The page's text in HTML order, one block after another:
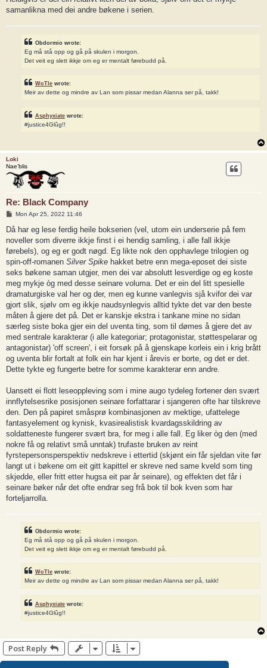
samanlikna med dei andre bøkene i serien.
Obdormio wrote:
Eg må stå opp og gå på skulen i morgon.
Det veit eg slett ikkje om eg er mentalt førebudd på.
WoTle wrote:
Meir av dette og mindre av Lan som pissar medan Alanna ser på, takk!
Asphyxiate wrote:
#justice4Glûg!!
Loki
Nae’blis
Re: Black Company
P
s
Mon Apr 25, 2022 11:46
Då har eg lese ferdig heile bokserien (vel, utom ein underserie på fem
noveller som diverre ikkje finst i ei hendig samling, i alle fall ikkje
førebels), og eg er godt nøgd. Eg likte nok den opphavlege trilogien og
spin-off-romanen Silver Spike hakket betre enn mega-eposet dei siste
seks bøkene saman utgjer, men dei var absolutt lesverdige og eg koste
meg mykje òg med desse seinare voluma. Det er ein del litt spesielle
dramaturgiske val her og der, men eg kunne vanlegvis sjå kvifor dei var
gjort slik, sjølv om eg ikkje naudsynlegvis alltid tykte det var den beste
måten å gjere det på. Det er kanskje ekstra i tankane mine no sidan
særleg siste boka gjer ein del uventa ting, som til dømes å gjere det av
med sentrale karakterar (i alle kategoriar; protagonistar, støttespelarar og
antagonistar) 'off screen', i eit forsøk på å gjenskape korleis ein i krig brått
og uventa blir fortalt at folk ein har kjent i årevis er borte, og det er det.
Dette tykte eg fungerte betre for somme karakterar enn andre.
Uansett ei flott leseoppleving som i mine augo tydeleg fortener den svært
innflytelsesrike posisjonen seinare forfattarar i sjangeren ofte har tilskreve
den. Den på papiret småsprø kombinasjonen av mektige, ufattelege
fantasyelement og kynisk, kvasirealistisk kvardagsskildring av
soldatteneste fungerer svært bra, for meg i alle fall. Eg liker òg den (med
nokre få og relativt små unntak) trufaste bruken av reint
fyrstepersonsperspektiv nedskreve i ettertid (skjønt ein får sjeldan vite før
langt ut i bøkene om eit gitt kapittel er skreve ned same kveld som ting
skjedde, eller fritt etter hugsa eit par år seinare), og effekten det får i
seinare bøker når det ofte endrar seg frå bok til bok kven som har
forteljarrolla.
Obdormio wrote:
Eg må stå opp og gå på skulen i morgon.
Det veit eg slett ikkje om eg er mentalt førebudd på.
WoTle wrote:
Meir av dette og mindre av Lan som pissar medan Alanna ser på, takk!
Asphyxiate wrote:
#justice4Glûg!!
Post Reply